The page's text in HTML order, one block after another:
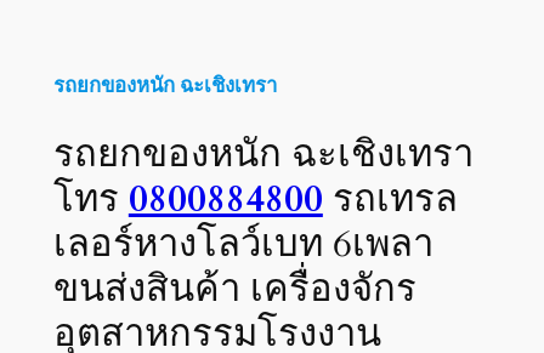
รถยกของหนัก ฉะเชิงเทรา
รถยกของหนัก ฉะเชิงเทรา
โทร 0800884800 รถเทรล
เลอร์หางโลว์เบท 6เพลา
ขนส่งสินค้า เครื่องจักร
อุตสาหกรรมโรงงาน